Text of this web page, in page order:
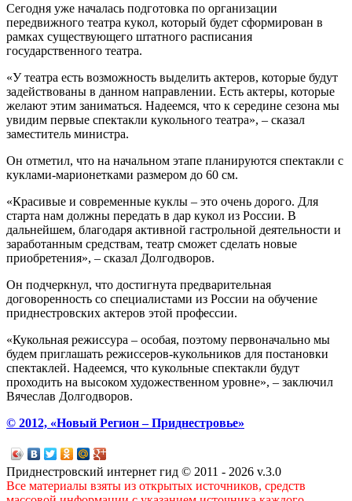
Сегодня уже началась подготовка по организации
передвижного театра кукол, который будет сформирован в
рамках существующего штатного расписания
государственного театра.
«У театра есть возможность выделить актеров, которые будут
задействованы в данном направлении. Есть актеры, которые
желают этим заниматься. Надеемся, что к середине сезона мы
увидим первые спектакли кукольного театра», – сказал
заместитель министра.
Он отметил, что на начальном этапе планируются спектакли с
куклами-марионетками размером до 60 см.
«Красивые и современные куклы – это очень дорого. Для
старта нам должны передать в дар кукол из России. В
дальнейшем, благодаря активной гастрольной деятельности и
заработанным средствам, театр сможет сделать новые
приобретения», – сказал Долгодворов.
Он подчеркнул, что достигнута предварительная
договоренность со специалистами из России на обучение
приднестровских актеров этой профессии.
«Кукольная режиссура – особая, поэтому первоначально мы
будем приглашать режиссеров-кукольников для постановки
спектаклей. Надеемся, что кукольные спектакли будут
проходить на высоком художественном уровне», – заключил
Вячеслав Долгодворов.
© 2012, «Новый Регион – Приднестровье»
Приднестровский интернет гид © 2011 - 2026 v.3.0
Все материалы взяты из открытых источников, средств